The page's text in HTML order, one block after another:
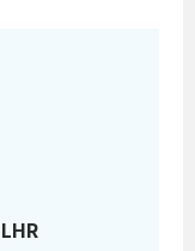
LHR